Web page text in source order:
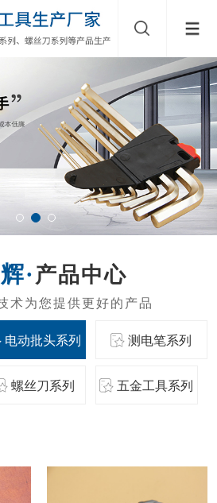
产品中心
电动批头系列 测电笔系列
螺丝刀系列 五金工具系列